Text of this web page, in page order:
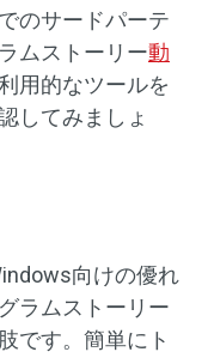
のサードパーテ
ムストーリー動
用的なツールを
してみましょ
向けの優れ
ラムストーリー
です。簡単にト